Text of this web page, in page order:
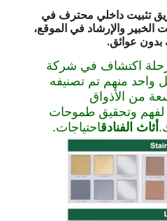
تثبيت داخلي محترف في
والإرشاد في الموقع،
بدون عوائق.
اكتشاف في شركة
واحد منهم تم تصنيفه
من الأذواق
لفهم وتحقيق طموحات
أثاث الفنادقاحتياجات.